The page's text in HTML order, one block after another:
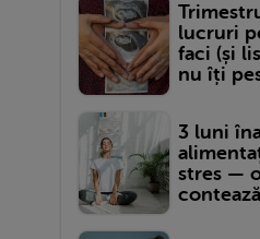
lucruri
faci (și
nu îți
3 luni
stres —
contează